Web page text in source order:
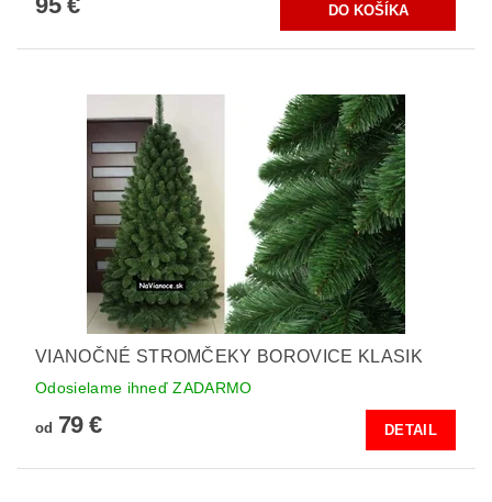
VIANOČNÉ STROMČEKY BOROVICE KLASIK
Odosielame ihneď ZADARMO
od 79 € DETAIL